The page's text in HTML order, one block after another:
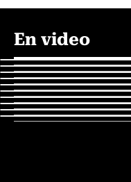
En video